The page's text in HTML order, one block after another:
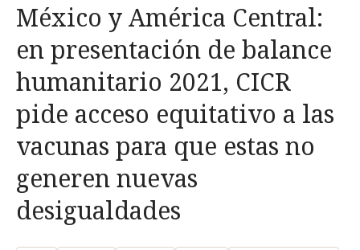
México y América Central:
en presentación de balance
humanitario 2021, CICR
pide acceso equitativo a las
vacunas para que estas no
generen nuevas
desigualdades